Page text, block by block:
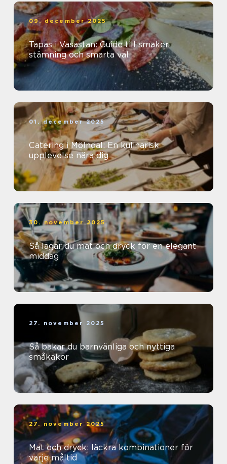
09. december 2025
Tapas i Vasastan: Guide till smaker,
stämning och smarta val
01. december 2025
Catering i Mölndal: En kulinarisk
upplevelse nära dig
30. november 2025
Så lagar du mat och dryck för en elegant
middag
27. november 2025
Så bakar du barnvänliga och nyttiga
småkakor
27. november 2025
Mat och dryck: läckra kombinationer för
varje måltid